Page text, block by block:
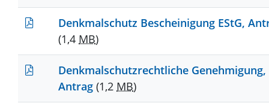
Denkmalschutz Bescheinigung EStG,
(1,4 MB)
Denkmalschutzrechtliche Genehmigung,
Antrag (1,2 MB)